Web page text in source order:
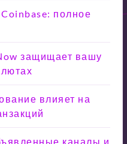
полное
защищает вашу
влияет на
каналы и